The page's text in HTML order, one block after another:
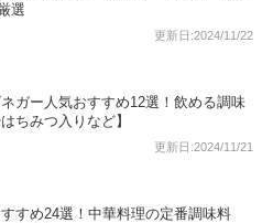
選
更新日:2024/11/22
ガー人気おすすめ12選！飲める調味
ちみつ入りなど】
更新日:2024/11/21
すめ24選！中華料理の定番調味料